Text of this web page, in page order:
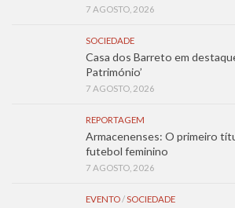
7 AGOSTO, 2026
SOCIEDADE
Casa dos Barreto em
Património’
7 AGOSTO, 2026
REPORTAGEM
Armacenenses: O primeiro
futebol feminino
7 AGOSTO, 2026
EVENTO / SOCIEDADE